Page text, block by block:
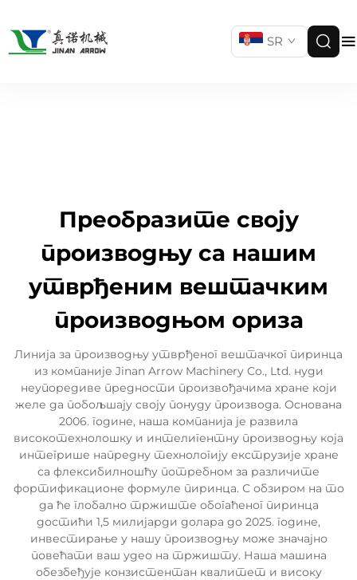
SR
Преобразите своју
производњу са нашим
утврђеним вештачким
производњом ориза
Линија за производњу утврђеног вештачког пиринца
из компаније Jinan Arrow Machinery Co., Ltd. нуди
неупоредиве предности произвођачима хране који
желе да побољшају своју понуду производа. Основана
2006. године, наша компанија је развила
високотехнолошку и интелигентну производњу која
интегрише напредну технологију екструзије хране
са флексибилношћу потребном за различите
фортификационе формуле пиринца. С обзиром на то
да ће глобално тржиште обогаћеног пиринца
достићи 1,5 милијарди долара до 2025. године,
инвестирање у нашу производњу може значајно
повећати ваш удео на тржишту. Наша машина
обезбеђује конзистентан квалитет и високу